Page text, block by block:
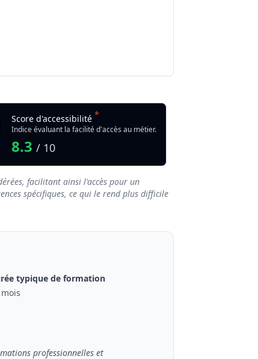
Score d'accessibilité *
Indice évaluant la facilité d'accès au métier.
8.3/ 10
facilitant ainsi l'accès pour un
spécifiques, ce qui le rend plus difficile
typique de formation
professionnelles et